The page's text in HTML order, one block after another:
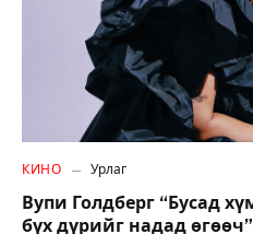
КИНО Урлаг
Вупи Голдберг “Бусад
бүх дүрийг надад